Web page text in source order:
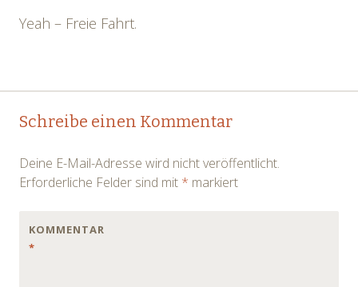
Yeah – Freie Fahrt.
Post
Schreibe einen Kommentar
Deine E-Mail-Adresse wird nicht veröffentlicht.
Erforderliche Felder sind mit * markiert
KOMMENTAR
*